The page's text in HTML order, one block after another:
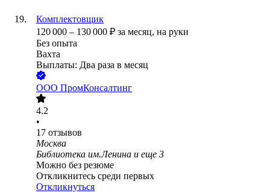
Комплектовщик
120 000 – 130 000 ₽ за месяц, на руки
Без опыта
Вахта
Выплаты: Два раза в месяц
ООО ПромКонсалтинг
4.2
•
17 отзывов
Москва
Библиотека им.Ленина и еще 3
Можно без резюме
Откликнитесь среди первых
Откликнуться